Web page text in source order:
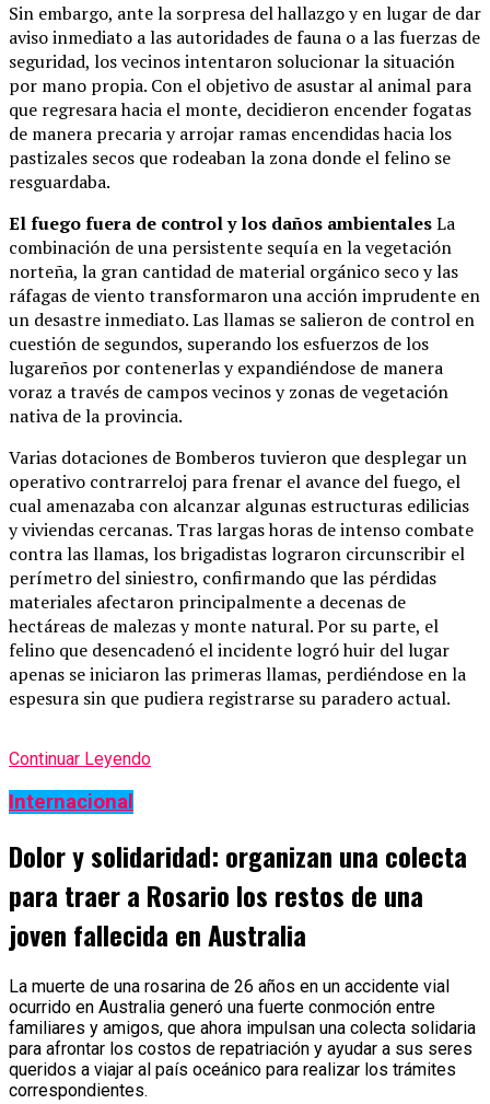
Sin embargo, ante la sorpresa del hallazgo y en lugar de dar
aviso inmediato a las autoridades de fauna o a las fuerzas de
seguridad, los vecinos intentaron solucionar la situación
por mano propia. Con el objetivo de asustar al animal para
que regresara hacia el monte, decidieron encender fogatas
de manera precaria y arrojar ramas encendidas hacia los
pastizales secos que rodeaban la zona donde el felino se
resguardaba.
El fuego fuera de control y los daños ambientalesLa
combinación de una persistente sequía en la vegetación
norteña, la gran cantidad de material orgánico seco y las
ráfagas de viento transformaron una acción imprudente en
un desastre inmediato. Las llamas se salieron de control en
cuestión de segundos, superando los esfuerzos de los
lugareños por contenerlas y expandiéndose de manera
voraz a través de campos vecinos y zonas de vegetación
nativa de la provincia.
Varias dotaciones de Bomberos tuvieron que desplegar un
operativo contrarreloj para frenar el avance del fuego, el
cual amenazaba con alcanzar algunas estructuras edilicias
y viviendas cercanas. Tras largas horas de intenso combate
contra las llamas, los brigadistas lograron circunscribir el
perímetro del siniestro, confirmando que las pérdidas
materiales afectaron principalmente a decenas de
hectáreas de malezas y monte natural. Por su parte, el
felino que desencadenó el incidente logró huir del lugar
apenas se iniciaron las primeras llamas, perdiéndose en la
espesura sin que pudiera registrarse su paradero actual.
Continuar Leyendo
Internacional
Dolor y solidaridad: organizan una colecta
para traer a Rosario los restos de una
joven fallecida en Australia
La muerte de una rosarina de 26 años en un accidente vial
ocurrido en Australia generó una fuerte conmoción entre
familiares y amigos, que ahora impulsan una colecta solidaria
para afrontar los costos de repatriación y ayudar a sus seres
queridos a viajar al país oceánico para realizar los trámites
correspondientes.